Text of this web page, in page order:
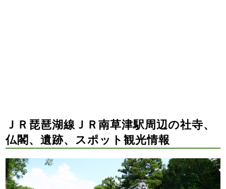
ＪＲ琵琶湖線ＪＲ南草津駅周辺の社寺、
仏閣、遺跡、スポット観光情報